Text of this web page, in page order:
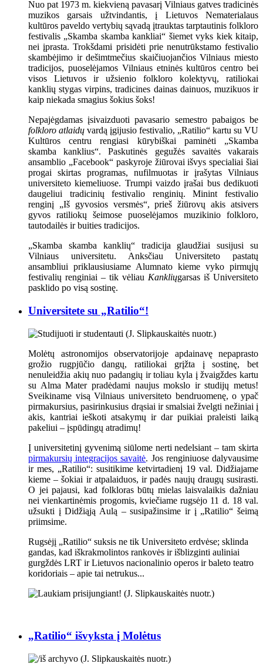
Nuo pat 1973 m. kiekvieną pavasarį Vilniaus gatves tradicinės
muzikos garsais užtvindantis, į Lietuvos Nematerialaus
kultūros paveldo vertybių sąvadą įtrauktas tarptautinis folkloro
festivalis „Skamba skamba kankliai“ šiemet vyks kiek kitaip,
nei įprasta. Trokšdami prisidėti prie nenutrūkstamo festivalio
skambėjimo ir dešimtmečius skaičiuojančios Vilniaus miesto
tradicijos, puoselėjamos Vilniaus etninės kultūros centro bei
visos Lietuvos ir užsienio folkloro kolektyvų, ratiliokai
kanklių stygas virpins, tradicines dainas dainuos, muzikuos ir
kaip niekada smagius šokius šoks!
Nepajėgdamas įsivaizduoti pavasario semestro pabaigos be
folkloro atlaidų vardą įgijusio festivalio, „Ratilio“ kartu su VU
Kultūros centru rengiasi kūrybiškai paminėti „Skamba
skamba kanklius“. Paskutinės gegužės savaitės vakarais
ansamblio „Facebook“ paskyroje žiūrovai išvys specialiai šiai
progai skirtas programas, nufilmuotas ir įrašytas Vilniaus
universiteto kiemeliuose. Trumpi vaizdo įrašai bus dedikuoti
daugeliui tradicinių festivalio renginių. Minint festivalio
renginį „Iš gyvosios versmės“, prieš žiūrovų akis atsivers
gyvos ratiliokų šeimose puoselėjamos muzikinio folkloro,
tautodailės ir buities tradicijos.
„Skamba skamba kanklių“ tradicija glaudžiai susijusi su
Vilniaus universitetu. Anksčiau Universiteto pastatų
ansambliui priklausiusiame Alumnato kieme vyko pirmųjų
festivalių renginiai – tik vėliau Kankliųgarsas iš Universiteto
pasklido po visą sostinę.
Universitete su „Ratilio“!
Molėtų astronomijos observatorijoje apdainavę nepaprasto
grožio rugpjūčio dangų, ratiliokai grįžta į sostinę, bet
nenuleidžia akių nuo padangių ir toliau kyla į žvaigždes kartu
su Alma Mater pradėdami naujus mokslo ir studijų metus!
Sveikiname visą Vilniaus universiteto bendruomenę, o ypač
pirmakursius, pasirinkusius drąsiai ir smalsiai žvelgti nežiniai į
akis, kantriai ieškoti atsakymų ir dar puikiai praleisti laiką
pakeliui – įspūdingų atradimų!
Į universitetinį gyvenimą siūlome nerti nedelsiant – tam skirta
pirmakursių integracijos savaitė. Jos renginiuose dalyvausime
ir mes, „Ratilio“: susitikime ketvirtadienį 19 val. Didžiajame
kieme – šokiai ir atpalaiduos, ir padės naujų draugų susirasti.
O jei pajausi, kad folkloras būtų mielas laisvalaikis dažniau
nei vienkartinėmis progomis, kviečiame rugsėjo 11 d. 18 val.
užsukti į Didžiąją Aulą – susipažinsime ir į „Ratilio“ šeimą
priimsime.
Rugsėjį „Ratilio“ suksis ne tik Universiteto erdvėse; sklinda
gandas, kad iškrakmolintos rankovės ir išblizginti auliniai
gurgždės LRT ir Lietuvos nacionalinio operos ir baleto teatro
koridoriais – apie tai netrukus...
„Ratilio“ išvyksta į Molėtus